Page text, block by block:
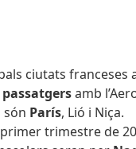
ciutats franceses
amb
són París, Lió i Niça.
trimestre de